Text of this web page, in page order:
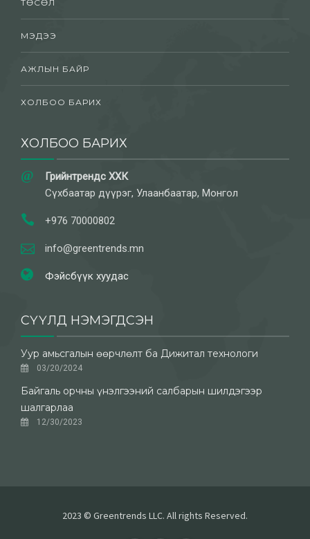
ТӨСӨЛ
МЭДЭЭ
АЖЛЫН БАЙР
ХОЛБОО БАРИХ
ХОЛБОО БАРИХ
Грийнтрендс ХХК
Сүхбаатар дүүрэг, Улаанбаатар, Монгол
+976 70000802
info@greentrends.mn
Фэйсбүүк хуудас
СҮҮЛД НЭМЭГДСЭН
Уур амьсгалын өөрчлөлт ба Дижитал технологи
03/20/2024
Байгаль орчны үнэлгээний салбарын шилдэгээр
шалгарлаа
12/30/2023
2023 © Greentrends LLC. All rights Reserved.